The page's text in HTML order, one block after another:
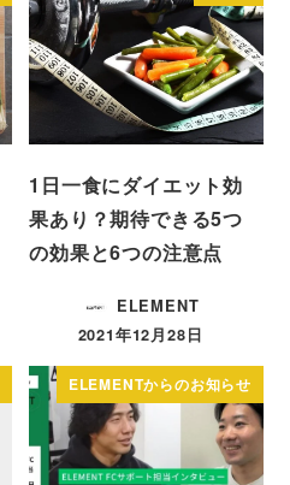
1日一食にダイエット効
果あり？期待できる5つ
の効果と6つの注意点
ELEMENT
投稿日
2021年12月28日
ELEMENTからのお知らせ